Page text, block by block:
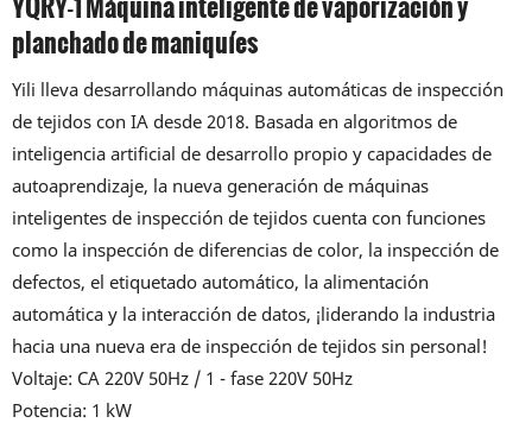
planchado de maniquíes
Yili lleva desarrollando máquinas automáticas de inspección
de tejidos con IA desde 2018. Basada en algoritmos de
inteligencia artificial de desarrollo propio y capacidades de
autoaprendizaje, la nueva generación de máquinas
inteligentes de inspección de tejidos cuenta con funciones
como la inspección de diferencias de color, la inspección de
defectos, el etiquetado automático, la alimentación
automática y la interacción de datos, ¡liderando la industria
hacia una nueva era de inspección de tejidos sin personal!
Voltaje: CA 220V 50Hz / 1 - fase 220V 50Hz
Potencia: 1 kW